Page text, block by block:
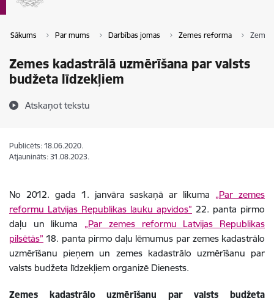
Sākums Par mums Darbības jomas Zemes reforma
Zemes kadastrālā uzmērīšana par valsts
budžeta līdzekļiem
Atskaņot tekstu
Publicēts: 18.06.2020.
Atjaunināts: 31.08.2023.
No 2012. gada 1. janvāra saskaņā ar likuma „Par zemes
reformu Latvijas Republikas lauku apvidos” 22. panta pirmo
daļu un likuma „Par zemes reformu Latvijas Republikas
pilsētās” 18. panta pirmo daļu lēmumus par zemes kadastrālo
uzmērīšanu pieņem un zemes kadastrālo uzmērīšanu par
valsts budžeta līdzekļiem organizē Dienests.
Zemes kadastrālo uzmērīšanu par valsts budžeta